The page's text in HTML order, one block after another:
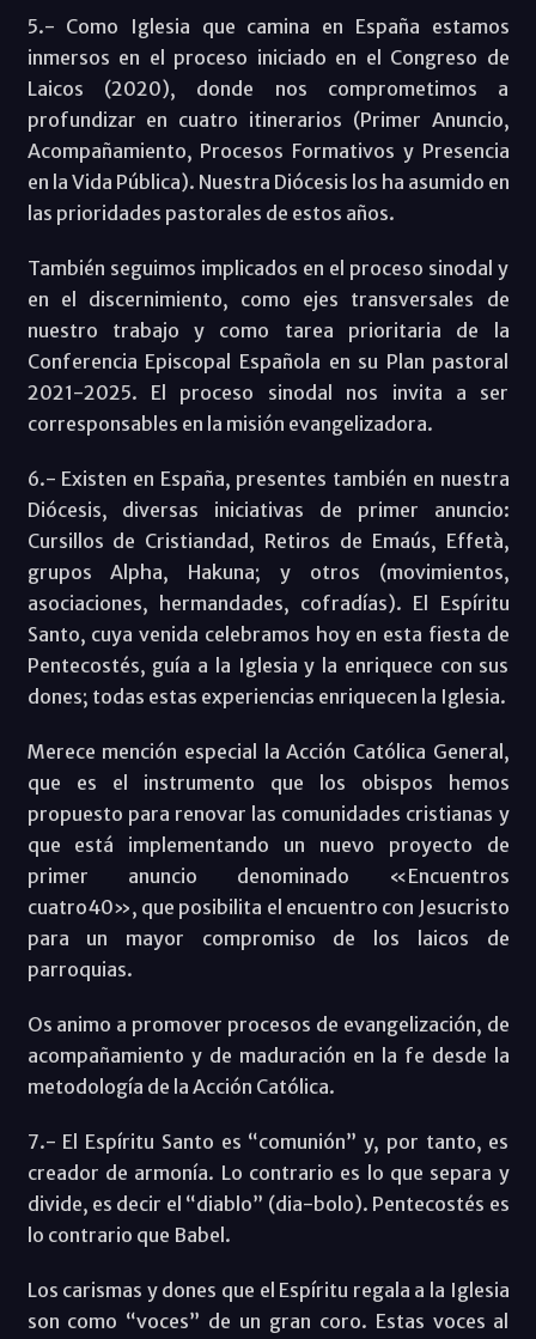
5.- Como Iglesia que camina en España estamos
inmersos en el proceso iniciado en el Congreso de
Laicos (2020), donde nos comprometimos a
profundizar en cuatro itinerarios (Primer Anuncio,
Acompañamiento, Procesos Formativos y Presencia
en la Vida Pública). Nuestra Diócesis los ha asumido en
las prioridades pastorales de estos años.
También seguimos implicados en el proceso sinodal y
en el discernimiento, como ejes transversales de
nuestro trabajo y como tarea prioritaria de la
Conferencia Episcopal Española en su Plan pastoral
2021-2025. El proceso sinodal nos invita a ser
corresponsables en la misión evangelizadora.
6.- Existen en España, presentes también en nuestra
Diócesis, diversas iniciativas de primer anuncio:
Cursillos de Cristiandad, Retiros de Emaús, Effetà,
grupos Alpha, Hakuna; y otros (movimientos,
asociaciones, hermandades, cofradías). El Espíritu
Santo, cuya venida celebramos hoy en esta fiesta de
Pentecostés, guía a la Iglesia y la enriquece con sus
dones; todas estas experiencias enriquecen la Iglesia.
Merece mención especial la Acción Católica General,
que es el instrumento que los obispos hemos
propuesto para renovar las comunidades cristianas y
que está implementando un nuevo proyecto de
primer anuncio denominado «Encuentros
cuatro40», que posibilita el encuentro con Jesucristo
para un mayor compromiso de los laicos de
parroquias.
Os animo a promover procesos de evangelización, de
acompañamiento y de maduración en la fe desde la
metodología de la Acción Católica.
7.- El Espíritu Santo es “comunión” y, por tanto, es
creador de armonía. Lo contrario es lo que separa y
divide, es decir el “diablo” (dia-bolo). Pentecostés es
lo contrario que Babel.
Los carismas y dones que el Espíritu regala a la Iglesia
son como “voces” de un gran coro. Estas voces al